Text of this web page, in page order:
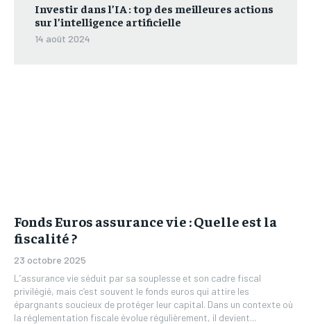
Investir dans l’IA : top des meilleures actions
sur l’intelligence artificielle
14 août 2024
Fonds Euros assurance vie : Quelle est la
fiscalité ?
23 octobre 2025
L’assurance vie séduit par sa souplesse et son cadre fiscal
privilégié, mais c’est souvent le fonds euros qui attire les
épargnants soucieux de protéger leur capital. Dans un contexte où
la réglementation fiscale évolue régulièrement, il devient...